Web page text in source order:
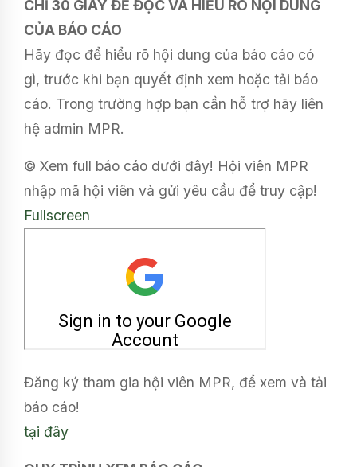
CHỈ 30 GIÂY ĐỂ ĐỌC VÀ HIỂU RÕ NỘI DUNG
CỦA BÁO CÁO
Hãy đọc để hiểu rõ hội dung của báo cáo có
gì, trước khi bạn quyết định xem hoặc tải báo
cáo. Trong trường hợp bạn cần hỗ trợ hãy liên
hệ admin MPR.
© Xem full báo cáo dưới đây! Hội viên MPR
nhập mã hội viên và gửi yêu cầu để truy cập!
Fullscreen
Đăng ký tham gia hội viên MPR, để xem và tải
báo cáo!
tại đây